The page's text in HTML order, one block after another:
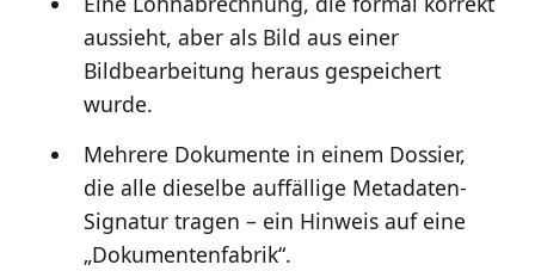
aussieht, aber als Bild aus einer
Bildbearbeitung heraus gespeichert
wurde.
Mehrere Dokumente in einem Dossier,
die alle dieselbe auffällige Metadaten-
Signatur tragen – ein Hinweis auf eine
„Dokumentenfabrik“.